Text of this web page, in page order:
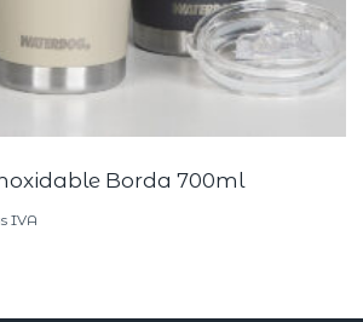
Borda 700ml
IVA